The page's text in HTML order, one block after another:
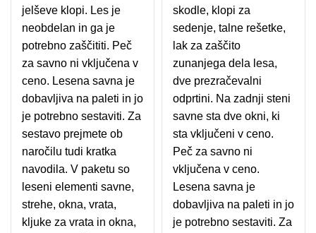
jelševe klopi. Les je
neobdelan in ga je
potrebno zaščititi. Peč
za savno ni vključena v
ceno. Lesena savna je
dobavljiva na paleti in jo
je potrebno sestaviti. Za
sestavo prejmete ob
naročilu tudi kratka
navodila. V paketu so
leseni elementi savne,
strehe, okna, vrata,
kljuke za vrata in okna,
skodle, klopi za
sedenje, talne rešetke,
lak za zaščito
zunanjega dela lesa,
dve prezračevalni
odprtini. Na zadnji steni
savne sta dve okni, ki
sta vključeni v ceno.
Peč za savno ni
vključena v ceno.
Lesena savna je
dobavljiva na paleti in jo
je potrebno sestaviti. Za